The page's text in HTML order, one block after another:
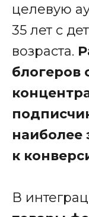
целевую
35 лет с
возраста.
блогеров
наиболее
к
В